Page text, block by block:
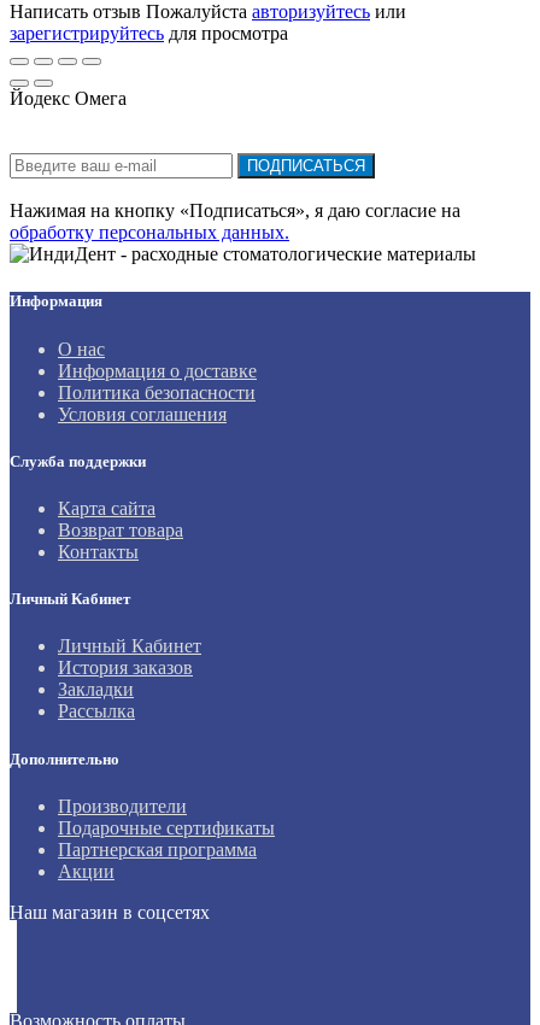
Написать отзыв Пожалуйста авторизуйтесь или
зарегистрируйтесь для просмотра
Йодекс Омега
ПОДПИСАТЬСЯ
Нажимая на кнопку «Подписаться», я даю cогласие на
обработку персональных данных.
Информация
О нас
Информация о доставке
Политика безопасности
Условия соглашения
Служба поддержки
Карта сайта
Возврат товара
Контакты
Личный Кабинет
Личный Кабинет
История заказов
Закладки
Рассылка
Дополнительно
Производители
Подарочные сертификаты
Партнерская программа
Акции
Наш магазин в соцсетях
Возможность оплаты